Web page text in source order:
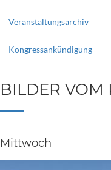
Veranstaltungsarchiv
Kongressankündigung
BILDER VOM
Mittwoch